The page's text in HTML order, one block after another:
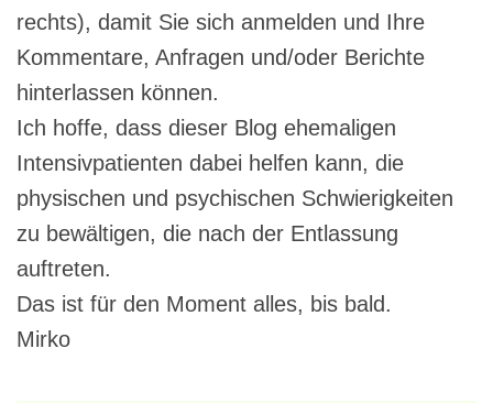
rechts), damit Sie sich anmelden und Ihre
Kommentare, Anfragen und/oder Berichte
hinterlassen können.
Ich hoffe, dass dieser Blog ehemaligen
Intensivpatienten dabei helfen kann, die
physischen und psychischen Schwierigkeiten
zu bewältigen, die nach der Entlassung
auftreten.
Das ist für den Moment alles, bis bald.
Mirko